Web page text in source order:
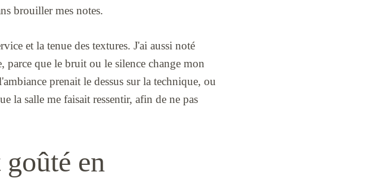
brouiller mes notes.
et la tenue des textures. J'ai aussi noté
parce que le bruit ou le silence change mon
prenait le dessus sur la technique, ou
la salle me faisait ressentir, afin de ne pas
en